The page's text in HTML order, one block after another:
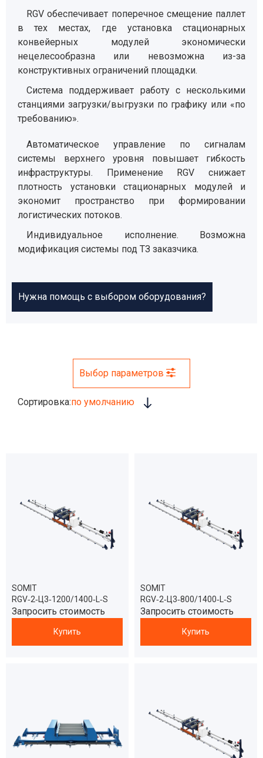
RGV обеспечивает поперечное смещение паллет
в тех местах, где установка стационарных
конвейерных модулей экономически
нецелесообразна или невозможна из-за
конструктивных ограничений площадки.
Система поддерживает работу с несколькими
станциями загрузки/выгрузки по графику или «по
требованию».
Автоматическое управление по сигналам
системы верхнего уровня повышает гибкость
инфраструктуры. Применение RGV снижает
плотность установки стационарных модулей и
экономит пространство при формировании
логистических потоков.
Индивидуальное исполнение. Возможна
модификация системы под ТЗ заказчика.
Нужна помощь с выбором оборудования?
Выбор параметров
Сортировка:по умолчанию
SOMIT
RGV‑2‑Ц3‑1200/1400‑L‑S
Запросить стоимость
Купить
SOMIT
RGV‑2‑Ц3‑800/1400‑L‑S
Запросить стоимость
Купить